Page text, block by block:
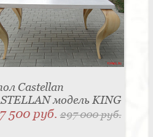
Castellan
модель KING
500 руб.297 000 руб.